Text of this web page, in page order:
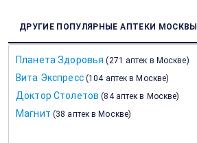
ДРУГИЕ ПОПУЛЯРНЫЕ АПТЕКИ МОСКВЫ
Планета Здоровья (271 аптек в Москве)
Вита Экспресс (104 аптек в Москве)
Доктор Столетов (84 аптек в Москве)
Магнит (38 аптек в Москве)